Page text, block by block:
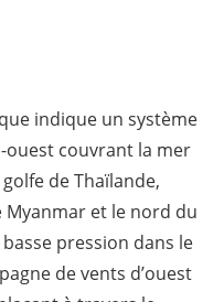
indique un système
couvrant la mer
de Thaïlande,
Myanmar et le nord du
pression dans le
de vents d’ouest